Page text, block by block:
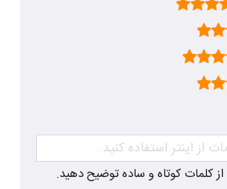
از کلمات کوتاه و ساده توضیح دهید.